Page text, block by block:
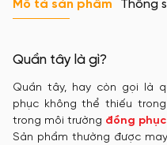
Mô tả sản phẩm Thông
Quần tây là gì?
Quần tây, hay còn gọi là
phục không thể thiếu
trong môi trường đồng
Sản phẩm thường được